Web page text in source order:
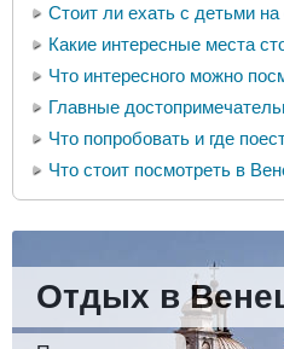
Стоит ли ехать с детьми
Какие интересные места
Что интересного можно
Главные
Что попробовать и где
Что стоит посмотреть в
Отдых в